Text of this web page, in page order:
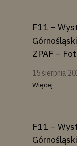
F11 –
ZPAF –
15 sierpnia
Więcej
F11 –